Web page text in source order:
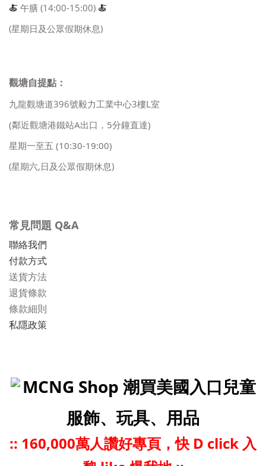
🍝 午膳 (14:00-15:00) 🍝
(星期日及公眾假期休息)
觀塘自提點：
九龍觀塘道396號毅力工業中心3樓L室
(鄰近觀塘港鐵站A出口，5分鐘直達)
星期一至五 (10:30-19:00)
(星期六,日及公眾假期休息)
常見問題 Q&A
聯絡我們
付款方式
送貨方法
退貨條款
條款細則
私隱政策
MCNG Shop 潮買美國入口兒童
服飾、玩具、用品
:: 160,000萬人讚好專頁，快 D click 入